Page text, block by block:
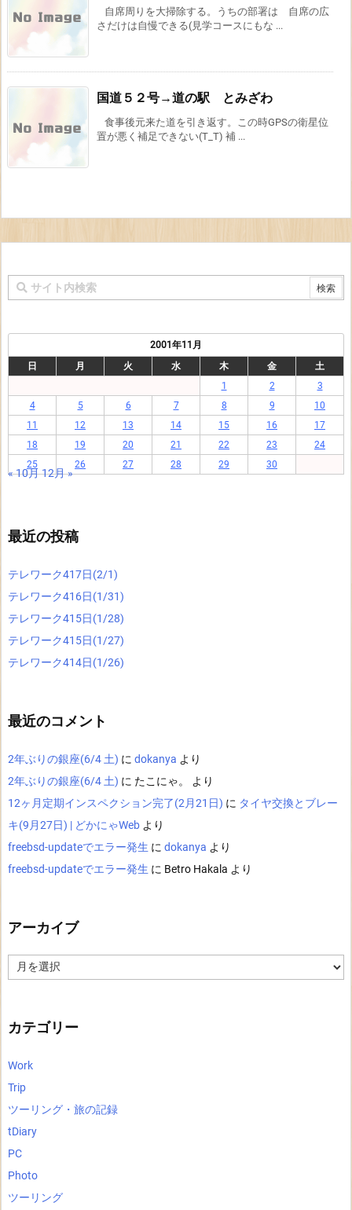
自席周りを大掃除する。うちの部署は 自席の広
さだけは自慢できる(見学コースにもな ...
国道５２号→道の駅 とみざわ
食事後元来た道を引き返す。この時GPSの衛星位
置が悪く補足できない(T_T) 補 ...
2001年11月
日
月 火 水 木 金
土
1
2
3
4
5 6 7 8 9
10
11
12 13 14 15 16
17
18
19 20 21 22 23
24
25
26 27 28 29 30
« 10月12月 »
最近の投稿
テレワーク417日(2/1)
テレワーク416日(1/31)
テレワーク415日(1/28)
テレワーク415日(1/27)
テレワーク414日(1/26)
最近のコメント
2年ぶりの銀座(6/4 土) に dokanya より
2年ぶりの銀座(6/4 土) に たこにゃ。
より
12ヶ月定期インスペクション完了(2月21日) に タイヤ交換とブレー
キ(9月27日) | どかにゃWeb より
freebsd-updateでエラー発生 に dokanya より
freebsd-updateでエラー発生 に Betro Hakala より
アーカイブ
ー
カテゴリー
Work
Trip
ツーリング・旅の記録
tDiary
PC
Photo
ツーリング